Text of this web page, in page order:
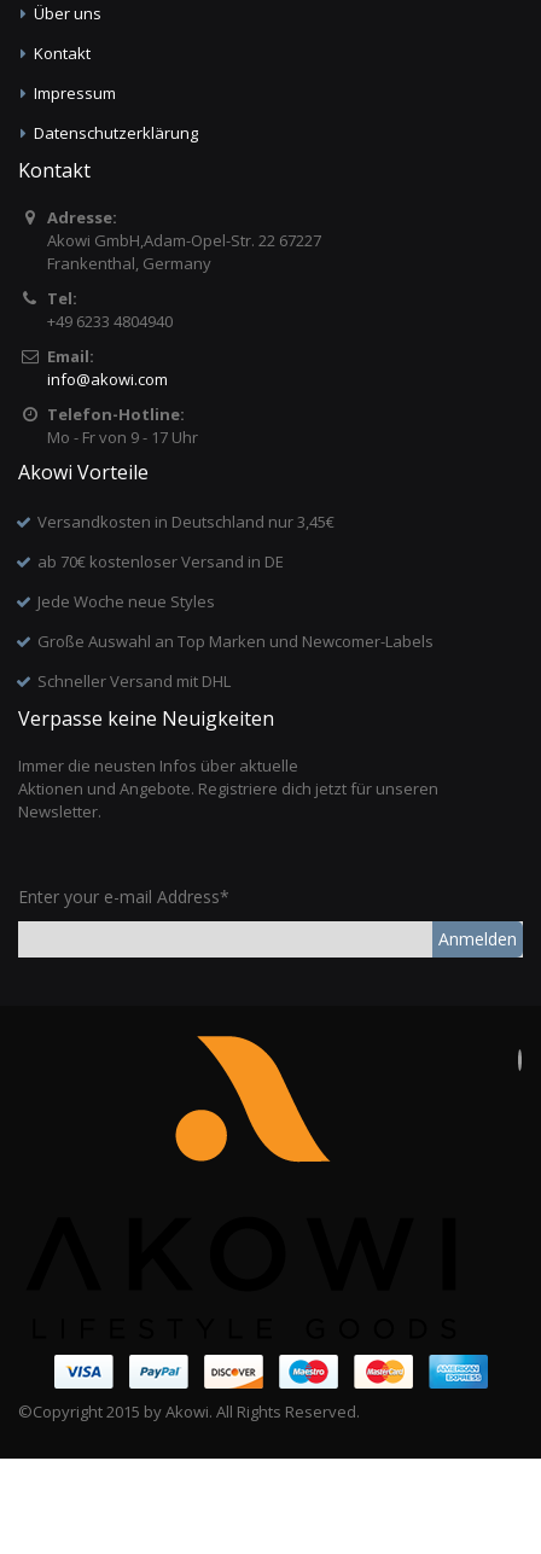
Über uns
Kontakt
Impressum
Datenschutzerklärung
Kontakt
Adresse:
Akowi GmbH,Adam-Opel-Str. 22 67227
Frankenthal, Germany
Tel:
+49 6233 4804940
Email:
info@akowi.com
Telefon-Hotline:
Mo - Fr von 9 - 17 Uhr
Akowi Vorteile
Versandkosten in Deutschland nur 3,45€
ab 70€ kostenloser Versand in DE
Jede Woche neue Styles
Große Auswahl an Top Marken und Newcomer-Labels
Schneller Versand mit DHL
Verpasse keine Neuigkeiten
Immer die neusten Infos über aktuelle
Aktionen und Angebote. Registriere dich jetzt für unseren
Newsletter.
Enter your e-mail Address*
Anmelden
©Copyright 2015 by Akowi. All Rights Reserved.